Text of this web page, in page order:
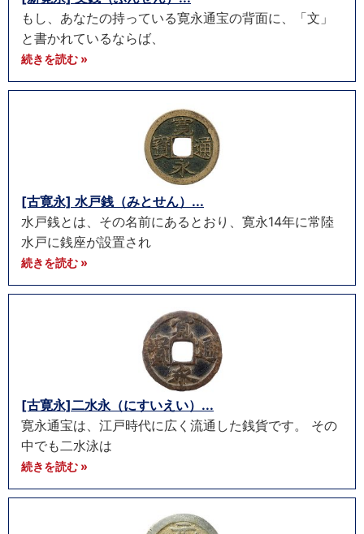
もし、あなたの持っている寛永通宝の背面に、「文」
と書かれているならば、
続きを読む »
[古寛永] 水戸銭（みとせん）...
水戸銭とは、その名前にあるとおり、寛永14年に常陸
水戸に銭座が設置され
続きを読む »
[古寛永]二水永（にすいえい）...
寛永通宝は、江戸時代に広く流通した銭貨です。 その
中でも二水泳は
続きを読む »